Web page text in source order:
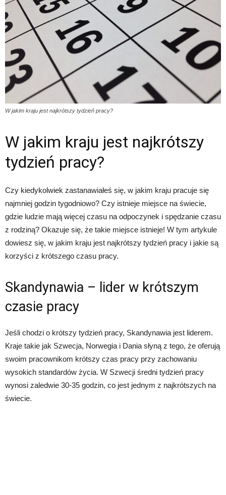
W jakim kraju jest najkrótszy tydzień pracy?
W jakim kraju jest najkrótszy
tydzień pracy?
Czy kiedykolwiek zastanawiałeś się, w jakim kraju pracuje się
najmniej godzin tygodniowo? Czy istnieje miejsce na świecie,
gdzie ludzie mają więcej czasu na odpoczynek i spędzanie czasu
z rodziną? Okazuje się, że takie miejsce istnieje! W tym artykule
dowiesz się, w jakim kraju jest najkrótszy tydzień pracy i jakie są
korzyści z krótszego czasu pracy.
Skandynawia – lider w krótszym
czasie pracy
Jeśli chodzi o krótszy tydzień pracy, Skandynawia jest liderem.
Kraje takie jak Szwecja, Norwegia i Dania słyną z tego, że oferują
swoim pracownikom krótszy czas pracy przy zachowaniu
wysokich standardów życia. W Szwecji średni tydzień pracy
wynosi zaledwie 30-35 godzin, co jest jednym z najkrótszych na
świecie.